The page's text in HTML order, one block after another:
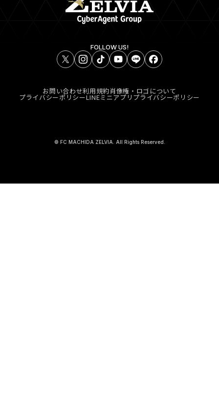
FOLLOW US!
お問い合わせ利用規約肖像権・ロゴについて
プライバシーポリシーLINEミニアプリプライバシーポリシー
© FC MACHIDA ZELVIA. All Rights Reserved.